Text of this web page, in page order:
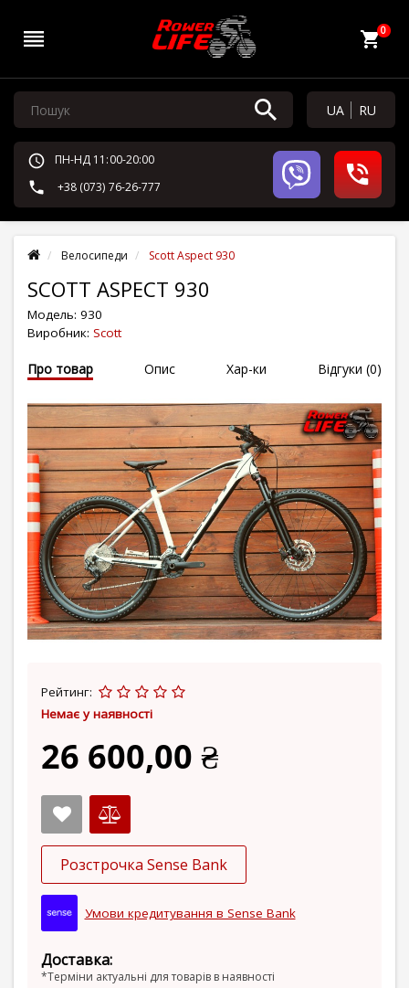
0
UA RU
ПН-НД 11:00-20:00
+38 (073) 76-26-777
Велосипеди Scott Aspect 930
SCOTT ASPECT 930
Модель: 930
Виробник: Scott
Про товар Опис Хар-ки Відгуки (0)
Немає у наявності
Рейтинг:
26 600,00 ₴
Розстрочка Sense Bank
Умови кредитування в Sense Bank
Доставка:
*Терміни актуальні для товарів в наявності